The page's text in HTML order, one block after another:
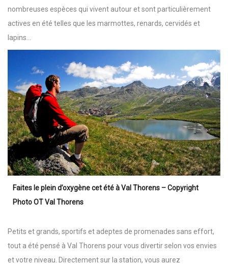
nombreuses espèces qui vivent autour et sont particulièrement
actives en été telles que les marmottes, renards, cervidés et
lapins…
Faites le plein d’oxygène cet été à Val Thorens – Copyright
Photo OT Val Thorens
Petits et grands, sportifs et adeptes de promenades sans effort,
tout a été pensé à Val Thorens pour vous divertir selon vos envies
et votre niveau. Directement sur la station, vous aurez